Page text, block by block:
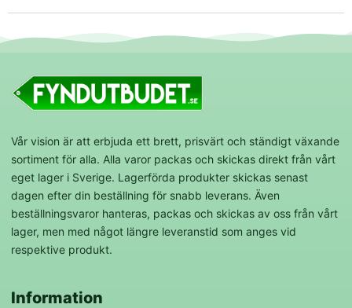
Vår vision är att erbjuda ett brett, prisvärt och ständigt växande
sortiment för alla. Alla varor packas och skickas direkt från vårt
eget lager i Sverige. Lagerförda produkter skickas senast
dagen efter din beställning för snabb leverans. Även
beställningsvaror hanteras, packas och skickas av oss från vårt
lager, men med något längre leveranstid som anges vid
respektive produkt.
Information